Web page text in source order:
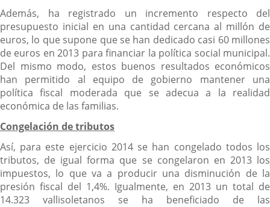
Además, ha registrado un incremento respecto del
presupuesto inicial en una cantidad cercana al millón de
euros, lo que supone que se han dedicado casi 60 millones
de euros en 2013 para financiar la política social municipal.
Del mismo modo, estos buenos resultados económicos
han permitido al equipo de gobierno mantener una
política fiscal moderada que se adecua a la realidad
económica de las familias.
Congelación de tributos
Así, para este ejercicio 2014 se han congelado todos los
tributos, de igual forma que se congelaron en 2013 los
impuestos, lo que va a producir una disminución de la
presión fiscal del 1,4%. Igualmente, en 2013 un total de
14.323 vallisoletanos se ha beneficiado de las